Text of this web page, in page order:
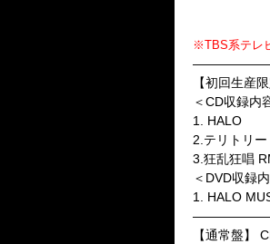
※TBS系テレ
【初回生産限
＜CD収録内
1. HALO
2.テリトリー
3.狂乱狂唱
＜DVD収録
1. HALO
【通常盤】